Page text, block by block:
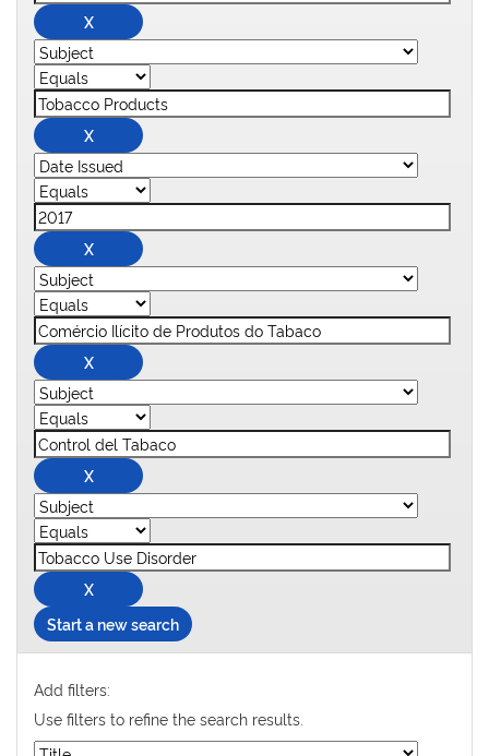
Start a new search
Add filters:
Use filters to refine the search results.